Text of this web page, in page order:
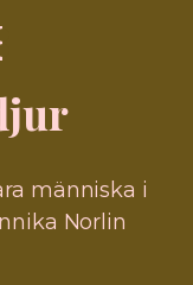
människa i
Norlin